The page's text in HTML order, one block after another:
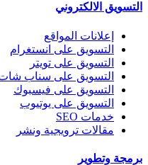
التسويق الالكتروني
إعلانات المواقع
التسويق على انستغرام
التسويق على تويتر
التسويق على سناب
التسويق على فيسبوك
التسويق على يوتيوب
خدمات SEO
مقالات ترويجية ونشر
برمجة وتطوير